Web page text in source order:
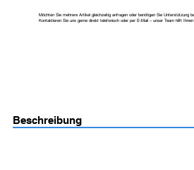
Möchten Sie mehrere Artikel gleichzeitig anfragen oder benötigen Sie Unterstützung
Kontaktieren Sie uns gerne direkt telefonisch oder per E-Mail – unser Team hilft
Beschreibung